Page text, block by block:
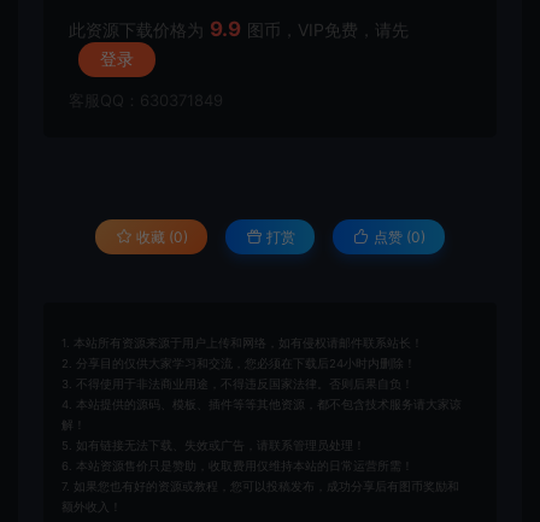
此资源下载价格为 9.9 图币，VIP免费，请先
登录
客服QQ：630371849
收藏 (0) 打赏 点赞 (0)
1. 本站所有资源来源于用户上传和网络，如有侵权请邮件联系站长！
2. 分享目的仅供大家学习和交流，您必须在下载后24小时内删除！
3. 不得使用于非法商业用途，不得违反国家法律。否则后果自负！
4. 本站提供的源码、模板、插件等等其他资源，都不包含技术服务请大家谅
解！
5. 如有链接无法下载、失效或广告，请联系管理员处理！
6. 本站资源售价只是赞助，收取费用仅维持本站的日常运营所需！
7. 如果您也有好的资源或教程，您可以投稿发布，成功分享后有图币奖励和
额外收入！